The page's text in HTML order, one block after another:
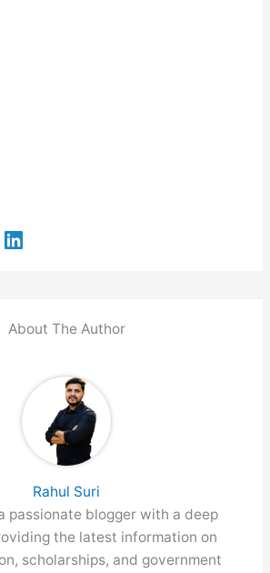
About The Author
Rahul Suri
passionate blogger with a deep
the latest information on
scholarships, and government